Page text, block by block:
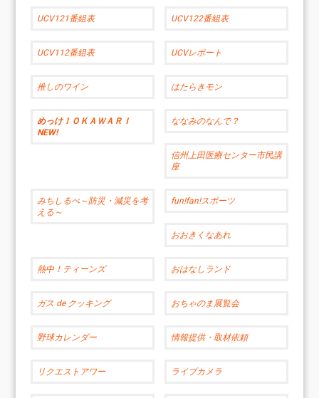
UCV121番組表 UCV122番組表
UCV112番組表 UCVレポート
推しのワイン はたらきモン
めっけ！ＯＫＡＷＡＲＩ
NEW!
ななみのなんで？
信州上田医療センター市民講
座
みちしるべ～防災・減災を考
える～
fun!fan!スポーツ
おおきくなあれ
熱中！ティーンズ おはなしランド
ガス de クッキング おちゃのま展覧会
野球カレンダー 情報提供・取材依頼
リクエストアワー ライブカメラ